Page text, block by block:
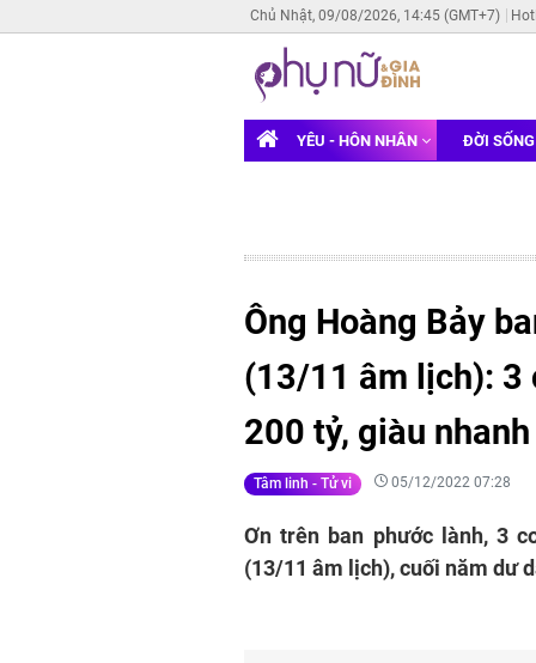
Chủ Nhật, 09/08/2026, 14:45 (GMT+7)
YÊU - HÔN NHÂN ĐỜI
Ông Hoàng Bảy
(13/11 âm lịch): 3
200 tỷ, giàu
Tâm linh - Tử vi 05/12/2022 07:28
Ơn trên ban phước lành, 3
(13/11 âm lịch), cuối năm dư